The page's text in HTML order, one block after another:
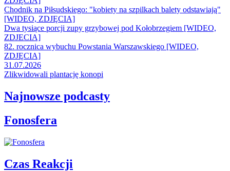
Chodnik na Piłsudskiego: "kobiety na szpilkach balety odstawiają"
[WIDEO, ZDJĘCIA]
Dwa tysiące porcji zupy grzybowej pod Kołobrzegiem [WIDEO,
ZDJECIA]
82. rocznica wybuchu Powstania Warszawskiego [WIDEO,
ZDJĘCIA]
31.07.2026
Zlikwidowali plantację konopi
Najnowsze podcasty
Fonosfera
Czas Reakcji